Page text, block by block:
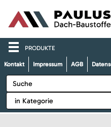
PRODUKTE
Kontakt Impressum AGB